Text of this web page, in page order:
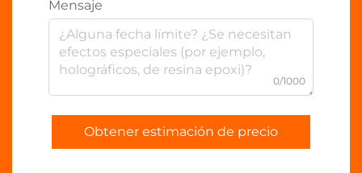
Mensaje
0/1000
Obtener estimación de precio